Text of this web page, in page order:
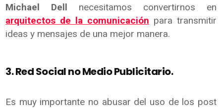
Michael Dell necesitamos convertirnos en
arquitectos de la comunicación para transmitir
ideas y mensajes de una mejor manera.
3. Red Social no Medio Publicitario.
Es muy importante no abusar del uso de los post